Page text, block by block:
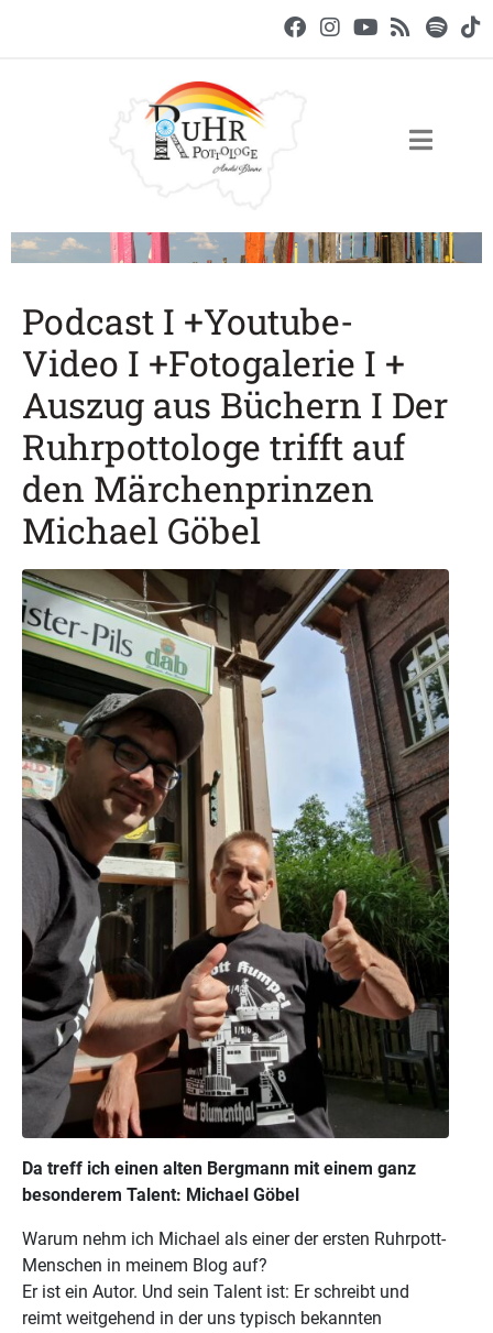
Podcast I +Youtube-
Video I +Fotogalerie I +
Auszug aus Büchern I Der
Ruhrpottologe trifft auf
den Märchenprinzen
Michael Göbel
Da treff ich einen alten Bergmann mit einem ganz
besonderem Talent: Michael Göbel
Warum nehm ich Michael als einer der ersten Ruhrpott-
Menschen in meinem Blog auf?
Er ist ein Autor. Und sein Talent ist: Er schreibt und
reimt weitgehend in der uns typisch bekannten